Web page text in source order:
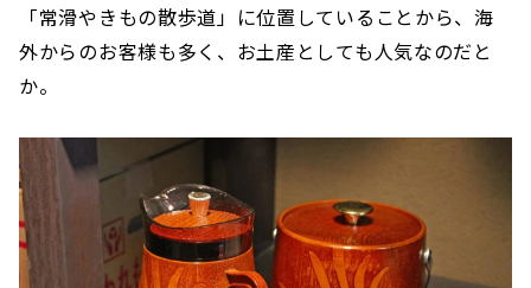
「常滑やきもの散歩道」に位置していることから、海
外からのお客様も多く、お土産としても人気なのだと
か。